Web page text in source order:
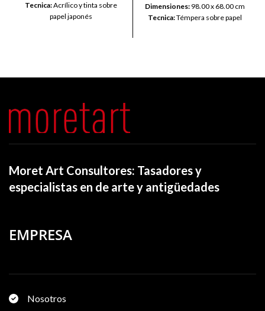
Tecnica:Acrílico y tinta sobre
papel japonés
Dimensiones:98.00 x 68.00 cm
Tecnica:Témpera sobre papel
Moret Art Consultores: Tasadores y
especialistas en de arte y antigüedades
EMPRESA
Nosotros